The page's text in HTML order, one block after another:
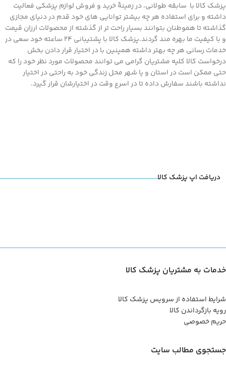
پزشک کالا با سابقه طولانی، در زمینۀ خرید و فروش لوازم پزشکی فعالیت
داشته و برای استفاده هر چه بیشتر توانایی های خود قدم در دنیای مجازی
گذاشته تا هموطنان بتوانند بسیار راحت تر از گذشته از محصولات ارزان قیمت
و با کیفیت ما بهره مند گردند.پزشک کالا با پشتیبانی 24 ساعته خود سعی در
خدمات رسانی هر چه بهتر داشته همپنین با در اختیار قرار دادن بخش
درخواست کالا کلیه مشتریان گرامی می توانند محصولات مورد نظر خود را که
حتی ممکن است در استان و یا شهر محل زندگی خود به راحتی در اختیار
نداشته باشند سفارش داده تا در اسرع وقت در اختیارشان قرار گیرد.
دریافت اپ پزشک کالا
خدمات به مشتریان پزشک کالا
شرایط استفاده از سرویس پزشک کالا
رویه بازگرداندن کالا
حریم خصوصی
جستجوی مطالب سایت